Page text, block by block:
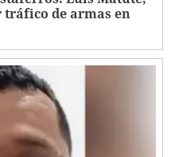
de armas en